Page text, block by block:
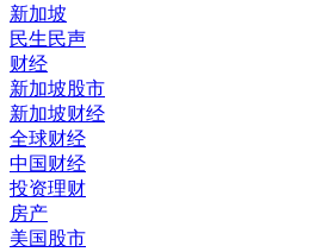
新加坡
民生民声
财经
新加坡股市
新加坡财经
全球财经
中国财经
投资理财
房产
美国股市